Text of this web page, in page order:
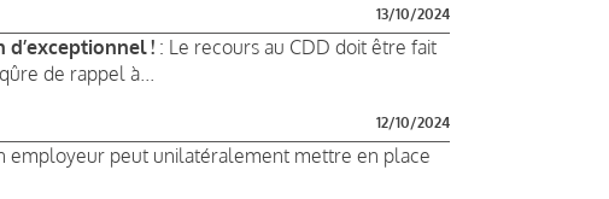
13/10/2024
d’exceptionnel ! : Le recours au CDD doit être fait
de rappel à...
12/10/2024
employeur peut unilatéralement mettre en place